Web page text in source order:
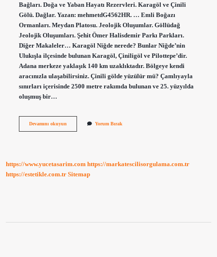
Bağları. Doğa ve Yaban Hayatı Rezervleri. Karagöl ve Çinili
Gölü. Dağlar. Yazan: mehmetdG4562HR. … Emli Boğazı
Ormanları. Meydan Platosu. Jeolojik Oluşumlar. Göllüdağ
Jeolojik Oluşumları. Şehit Ömer Halisdemir Parkı Parkları.
Diğer Makaleler… Karagöl Niğde nerede? Bunlar Niğde’nin
Ulukışla ilçesinde bulunan Karagöl, Çiniligöl ve Pilottepe’dir.
Adana merkeze yaklaşık 140 km uzaklıktadır. Bölgeye kendi
aracınızla ulaşabilirsiniz. Çinili gölde yüzülür mü? Çamlıyayla
sınırları içerisinde 2500 metre rakımda bulunan ve 25. yüzyılda
oluşmuş bir…
Devamını okuyunNiğdede
Yorum Bırak
https://www.yucetasarim.com https://markatescilisorgulama.com.tr
https://estetikle.com.tr Sitemap